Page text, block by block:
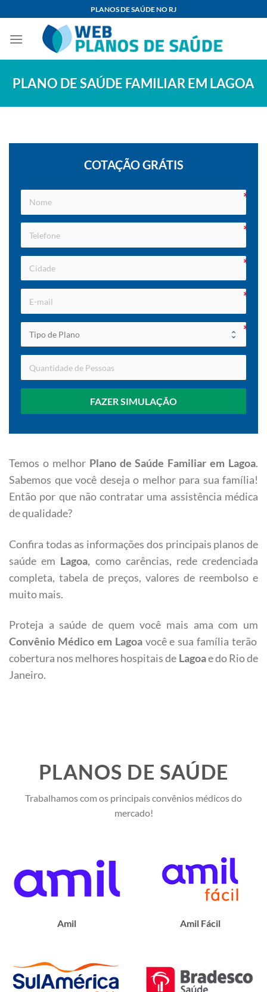
content
PLANOS DE SAÚDE NO RJ
PLANO DE SAÚDE FAMILIAR EM LAGOA
COTAÇÃO GRÁTIS
FAZER SIMULAÇÃO
Temos o melhor Plano de Saúde Familiar em Lagoa.
Sabemos que você deseja o melhor para sua família!
Então por que não contratar uma assistência médica
de qualidade?
Confira todas as informações dos principais planos de
saúde em Lagoa, como carências, rede credenciada
completa, tabela de preços, valores de reembolso e
muito mais.
Proteja a saúde de quem você mais ama com um
Convênio Médico em Lagoa você e sua família terão
cobertura nos melhores hospitais de Lagoae do Rio de
Janeiro.
PLANOS DE SAÚDE
Trabalhamos com os principais convênios médicos do
mercado!
Amil Amil Fácil